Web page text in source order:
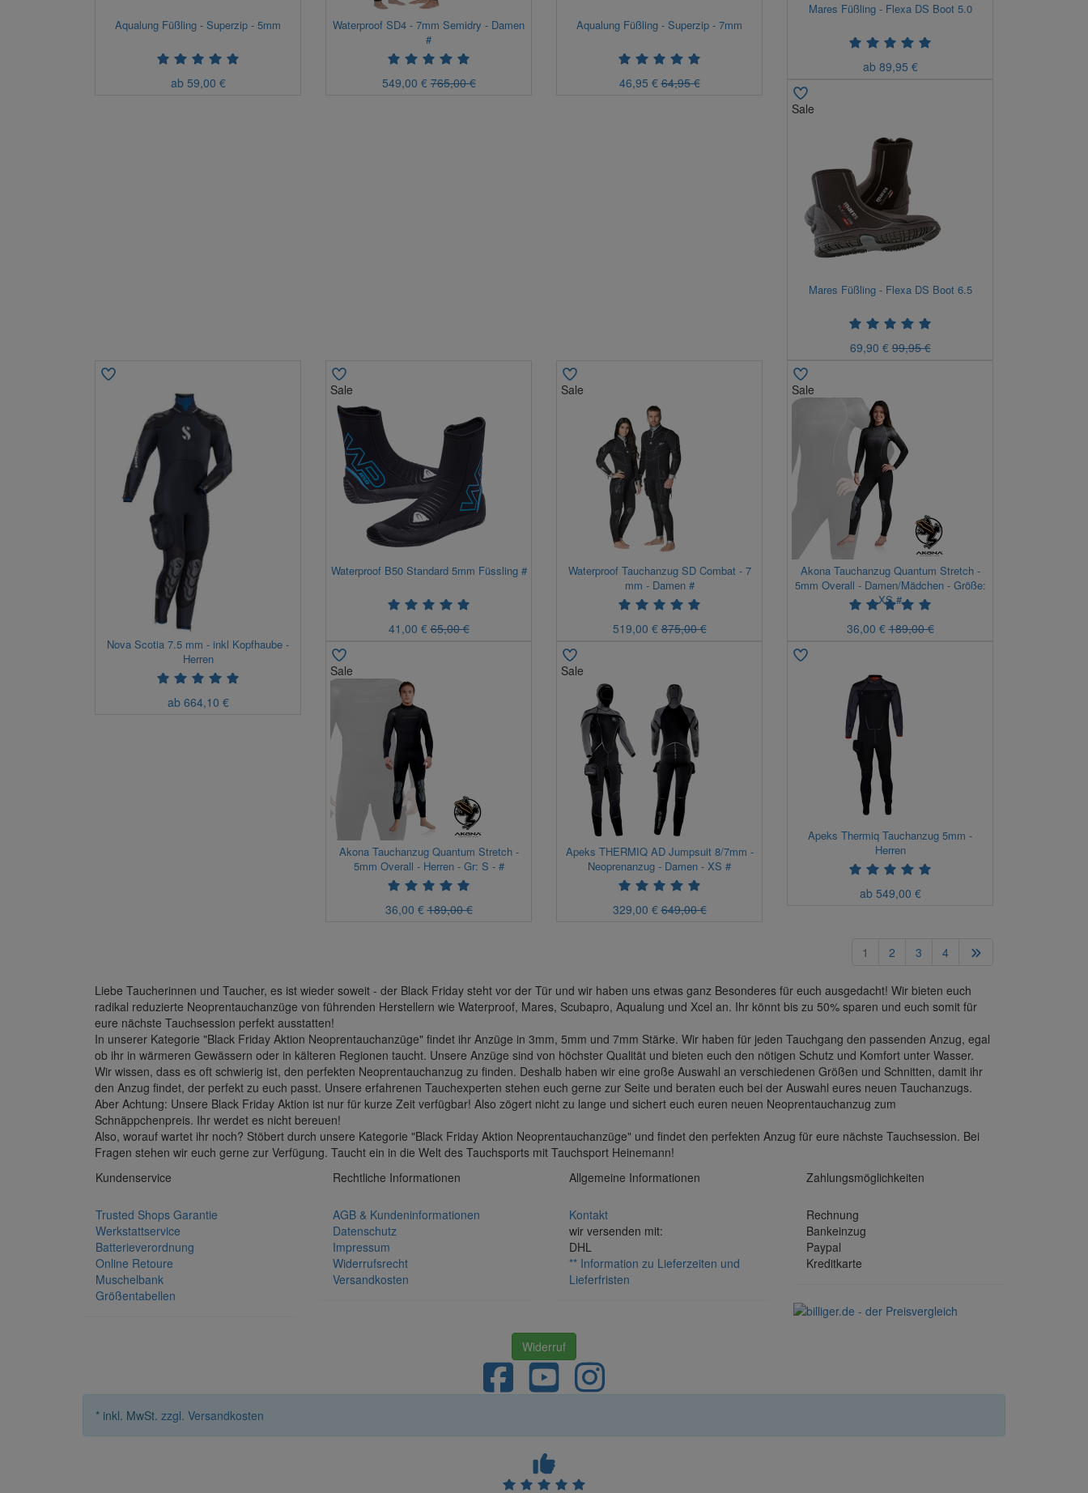
Aqualung Füßling - Superzip - 5mm
ab 59,00 €
Waterproof SD4 - 7mm Semidry - Damen
#
549,00 €765,00 €
Aqualung Füßling - Superzip - 7mm
46,95 €64,95 €
Mares Füßling - Flexa DS Boot 5.0
ab 89,95 €
Sale
Mares Füßling - Flexa DS Boot 6.5
69,90 €99,95 €
Nova Scotia 7.5 mm - inkl Kopfhaube -
Herren
ab 664,10 €
Sale
Waterproof B50 Standard 5mm Füssling #
41,00 €65,00 €
Sale
Waterproof Tauchanzug SD Combat - 7
mm - Damen #
519,00 €875,00 €
Sale
Akona Tauchanzug Quantum Stretch -
5mm Overall - Damen/Mädchen - Größe:
XS #
36,00 €189,00 €
Sale
Akona Tauchanzug Quantum Stretch -
5mm Overall - Herren - Gr: S - #
36,00 €189,00 €
Sale
Apeks THERMIQ AD Jumpsuit 8/7mm -
Neoprenanzug - Damen - XS #
329,00 €649,00 €
Apeks Thermiq Tauchanzug 5mm -
Herren
ab 549,00 €
1 2 3 4
Liebe Taucherinnen und Taucher, es ist wieder soweit - der Black Friday steht vor der Tür und wir haben uns etwas ganz Besonderes für euch ausgedacht! Wir bieten euch
radikal reduzierte Neoprentauchanzüge von führenden Herstellern wie Waterproof, Mares, Scubapro, Aqualung und Xcel an. Ihr könnt bis zu 50% sparen und euch somit für
eure nächste Tauchsession perfekt ausstatten!
In unserer Kategorie "Black Friday Aktion Neoprentauchanzüge" findet ihr Anzüge in 3mm, 5mm und 7mm Stärke. Wir haben für jeden Tauchgang den passenden Anzug, egal
ob ihr in wärmeren Gewässern oder in kälteren Regionen taucht. Unsere Anzüge sind von höchster Qualität und bieten euch den nötigen Schutz und Komfort unter Wasser.
Wir wissen, dass es oft schwierig ist, den perfekten Neoprentauchanzug zu finden. Deshalb haben wir eine große Auswahl an verschiedenen Größen und Schnitten, damit ihr
den Anzug findet, der perfekt zu euch passt. Unsere erfahrenen Tauchexperten stehen euch gerne zur Seite und beraten euch bei der Auswahl eures neuen Tauchanzugs.
Aber Achtung: Unsere Black Friday Aktion ist nur für kurze Zeit verfügbar! Also zögert nicht zu lange und sichert euch euren neuen Neoprentauchanzug zum
Schnäppchenpreis. Ihr werdet es nicht bereuen!
Also, worauf wartet ihr noch? Stöbert durch unsere Kategorie "Black Friday Aktion Neoprentauchanzüge" und findet den perfekten Anzug für eure nächste Tauchsession. Bei
Fragen stehen wir euch gerne zur Verfügung. Taucht ein in die Welt des Tauchsports mit Tauchsport Heinemann!
Kundenservice
Trusted Shops Garantie
Werkstattservice
Batterieverordnung
Online Retoure
Muschelbank
Größentabellen
Rechtliche Informationen
AGB & Kundeninformationen
Datenschutz
Impressum
Widerrufsrecht
Versandkosten
Allgemeine Informationen
Kontakt
wir versenden mit:
DHL
** Information zu Lieferzeiten und
Lieferfristen
Zahlungsmöglichkeiten
Rechnung
Bankeinzug
Paypal
Kreditkarte
Widerruf
* inkl. MwSt. zzgl. Versandkosten